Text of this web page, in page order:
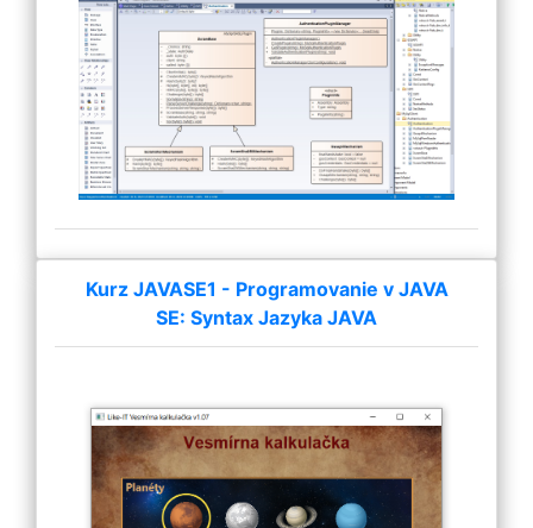
Kurz JAVASE1 - Programovanie v JAVA
SE: Syntax Jazyka JAVA